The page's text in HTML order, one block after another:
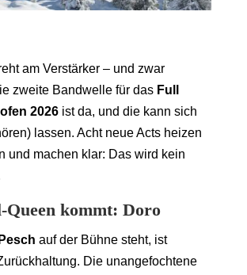
am Verstärker – und zwar
zweite Bandwelle für das Full
2026ist da, und die kann sich
lassen. Acht neue Acts heizen
und machen klar: Das wird kein
Queen kommt: Doro
auf der Bühne steht, ist
Die unangefochtene